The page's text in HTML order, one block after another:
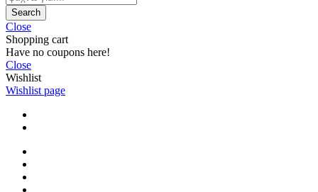
Search
Close
Shopping cart
Have no coupons here!
Close
Wishlist
Wishlist page